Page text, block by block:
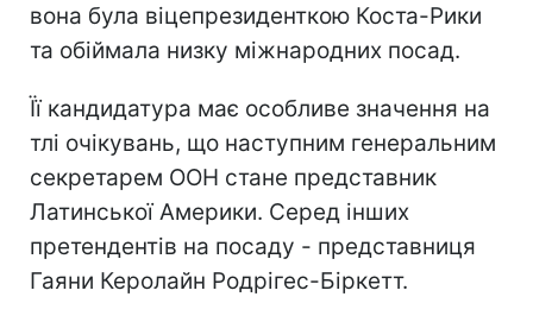
вона була віцепрезиденткою Коста-Рики
та обіймала низку міжнародних посад.
Її кандидатура має особливе значення на
тлі очікувань, що наступним генеральним
секретарем ООН стане представник
Латинської Америки. Серед інших
претендентів на посаду - представниця
Гаяни Керолайн Родрігес-Біркетт.